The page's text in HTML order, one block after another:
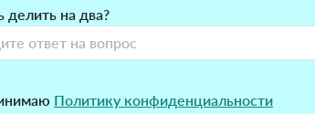
делить на два?
Политику конфиденциальности